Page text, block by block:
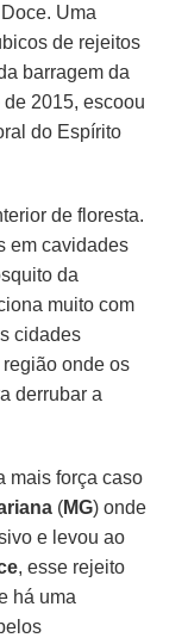
Uma
de rejeitos
barragem da
2015, escoou
do Espírito
de floresta.
em cavidades
da
muito com
cidades
onde os
derrubar a
mais força caso
(MG) onde
e levou ao
, esse rejeito
há uma